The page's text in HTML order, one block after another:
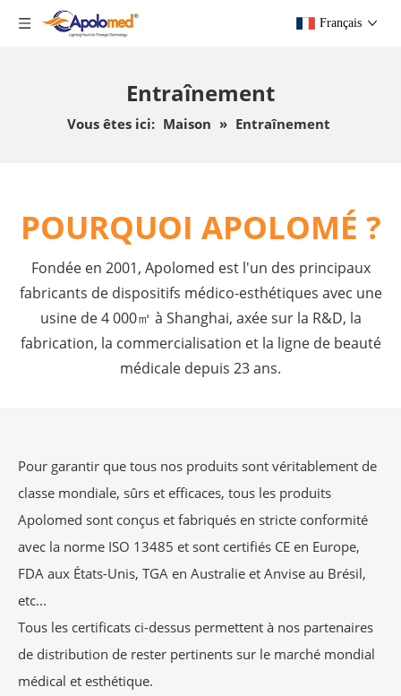
Français
Entraînement
Vous êtes ici: Maison » Entraînement
POURQUOI APOLOMÉ ?
Fondée en 2001, Apolomed est l'un des principaux
fabricants de dispositifs médico-esthétiques avec une
usine de 4 000㎡ à Shanghai, axée sur la R&D, la
fabrication, la commercialisation et la ligne de beauté
médicale depuis 23 ans.
Pour garantir que tous nos produits sont véritablement de
classe mondiale, sûrs et efficaces, tous les produits
Apolomed sont conçus et fabriqués en stricte conformité
avec la norme ISO 13485 et sont certifiés CE en Europe,
FDA aux États-Unis, TGA en Australie et Anvise au Brésil,
etc...
Tous les certificats ci-dessus permettent à nos partenaires
de distribution de rester pertinents sur le marché mondial
médical et esthétique.